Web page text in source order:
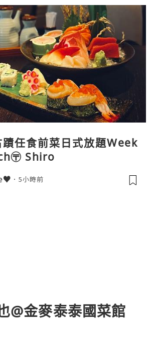
蹟任食前菜日式放題Week
〶 Shiro
5小時前
@金麥泰泰國菜館